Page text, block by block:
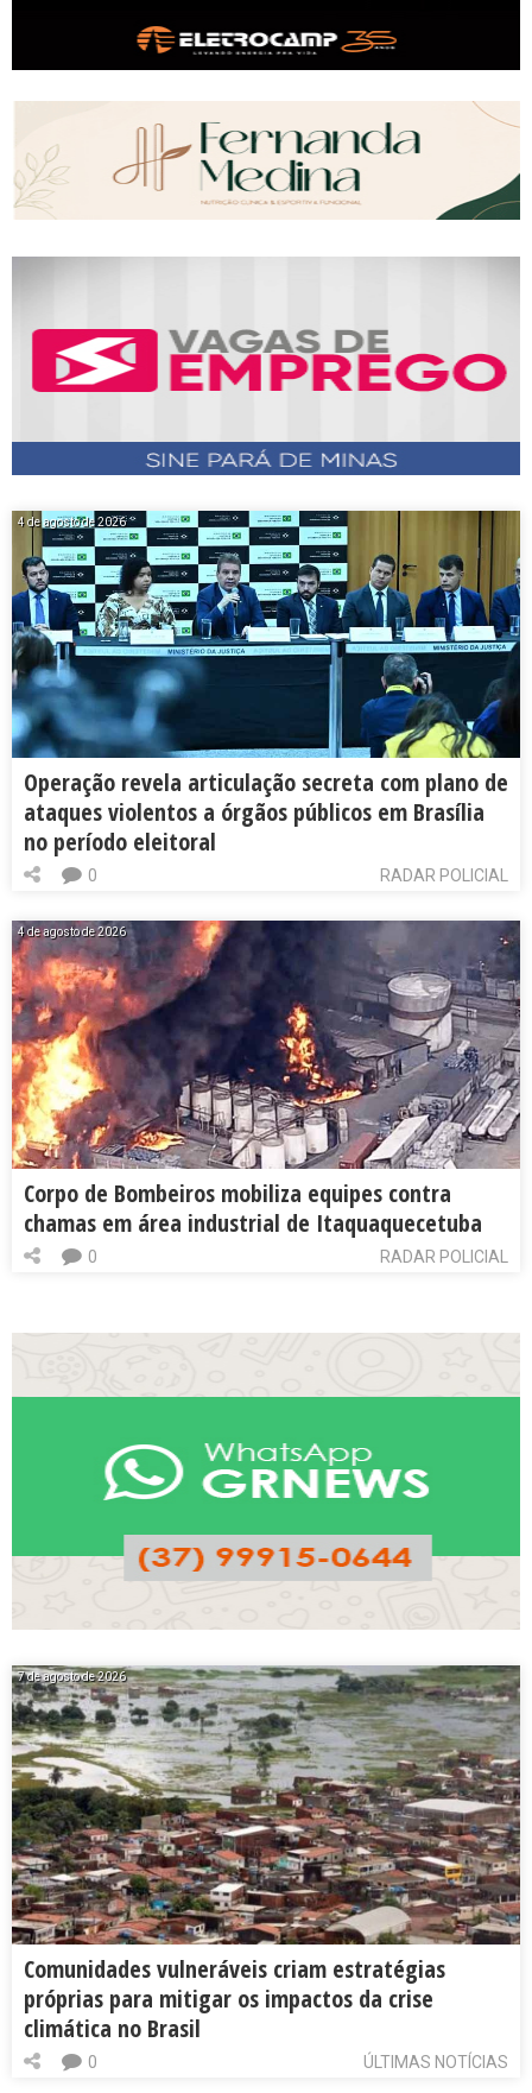
4 de agosto de 2026
Operação revela articulação secreta com plano de
ataques violentos a órgãos públicos em Brasília
no período eleitoral
RADAR POLICIAL
0
4 de agosto de 2026
Corpo de Bombeiros mobiliza equipes contra
chamas em área industrial de Itaquaquecetuba
RADAR POLICIAL
0
7 de agosto de 2026
Comunidades vulneráveis criam estratégias
próprias para mitigar os impactos da crise
climática no Brasil
ÚLTIMAS NOTÍCIAS
0